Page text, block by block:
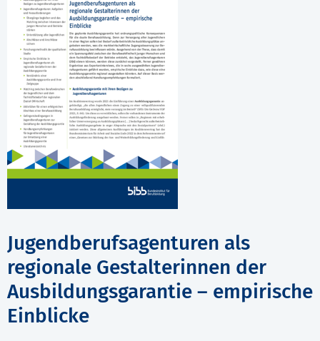
Jugendberufsagenturen als
regionale Gestalterinnen der
Ausbildungsgarantie – empirische
Einblicke